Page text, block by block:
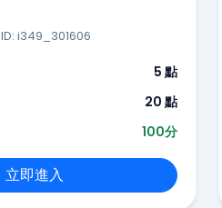
ID: i349_301606
5 點
20 點
100分
立即進入